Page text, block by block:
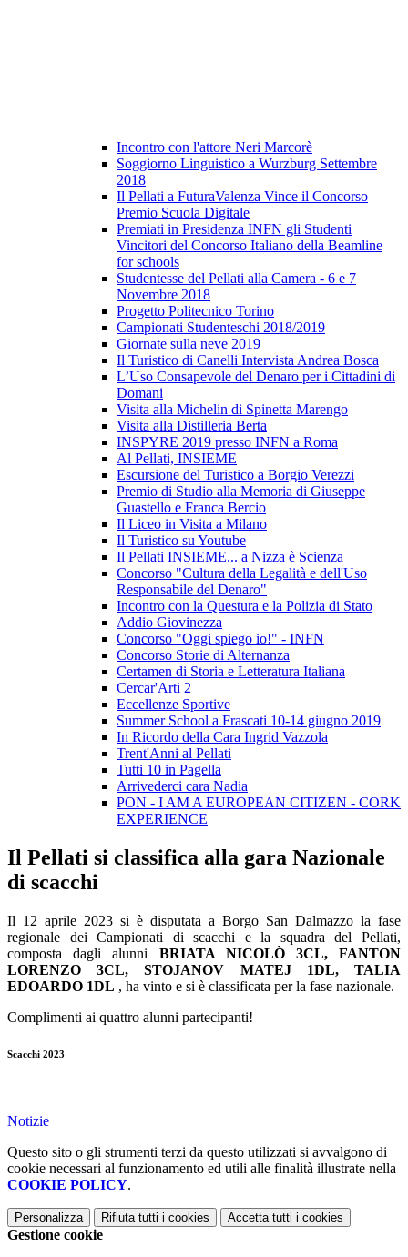
Incontro con l'attore Neri Marcorè
Soggiorno Linguistico a Wurzburg Settembre
2018
Il Pellati a FuturaValenza Vince il Concorso
Premio Scuola Digitale
Premiati in Presidenza INFN gli Studenti
Vincitori del Concorso Italiano della Beamline
for schools
Studentesse del Pellati alla Camera - 6 e 7
Novembre 2018
Progetto Politecnico Torino
Campionati Studenteschi 2018/2019
Giornate sulla neve 2019
Il Turistico di Canelli Intervista Andrea Bosca
L’Uso Consapevole del Denaro per i Cittadini di
Domani
Visita alla Michelin di Spinetta Marengo
Visita alla Distilleria Berta
INSPYRE 2019 presso INFN a Roma
Al Pellati, INSIEME
Escursione del Turistico a Borgio Verezzi
Premio di Studio alla Memoria di Giuseppe
Guastello e Franca Bercio
Il Liceo in Visita a Milano
Il Turistico su Youtube
Il Pellati INSIEME... a Nizza è Scienza
Concorso "Cultura della Legalità e dell'Uso
Responsabile del Denaro"
Incontro con la Questura e la Polizia di Stato
Addio Giovinezza
Concorso "Oggi spiego io!" - INFN
Concorso Storie di Alternanza
Certamen di Storia e Letteratura Italiana
Cercar'Arti 2
Eccellenze Sportive
Summer School a Frascati 10-14 giugno 2019
In Ricordo della Cara Ingrid Vazzola
Trent'Anni al Pellati
Tutti 10 in Pagella
Arrivederci cara Nadia
PON - I AM A EUROPEAN CITIZEN - CORK
EXPERIENCE
Il Pellati si classifica alla gara Nazionale
di scacchi
Il 12 aprile 2023 si è disputata a Borgo San Dalmazzo la fase
regionale dei Campionati di scacchi e la squadra del Pellati,
composta dagli alunni BRIATA NICOLÒ 3CL, FANTON
LORENZO 3CL, STOJANOV MATEJ 1DL, TALIA
EDOARDO 1DL , ha vinto e si è classificata per la fase nazionale.
Complimenti ai quattro alunni partecipanti!
Scacchi 2023
Notizie
Questo sito o gli strumenti terzi da questo utilizzati si avvalgono di
cookie necessari al funzionamento ed utili alle finalità illustrate nella
COOKIE POLICY.
Personalizza Rifiuta tutti i cookies Accetta tutti i cookies
Gestione cookie